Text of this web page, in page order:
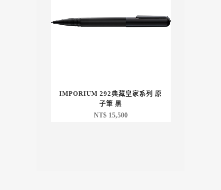
IMPORIUM 292典藏皇家系列 原
子筆 黑
NT$15,500